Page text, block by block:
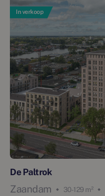
In verkoop
De Paltrok
Zaandam 30 - 129 m²